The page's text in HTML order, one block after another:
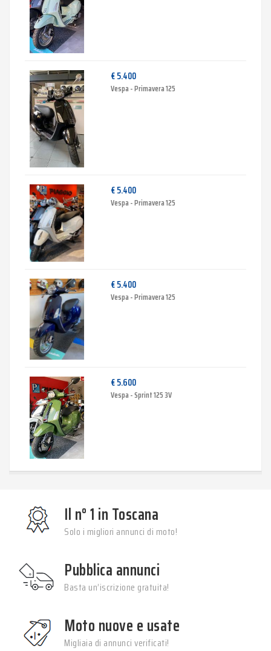
€ 5.400
Vespa - Primavera 125
€ 5.400
Vespa - Primavera 125
€ 5.400
Vespa - Primavera 125
€ 5.600
Vespa - Sprint 125 3V
Il n° 1 in Toscana
Solo i migliori annunci di moto!
Pubblica annunci
Basta un’iscrizione gratuita!
Moto nuove e usate
Migliaia di annunci verificati!